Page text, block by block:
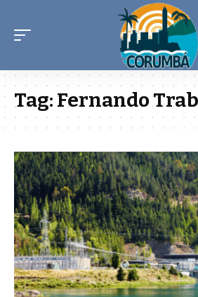
Tag:Fernando